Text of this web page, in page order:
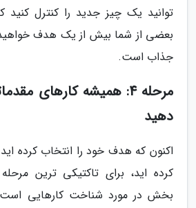
توانید یک چیز جدید را کنترل
بعضی از شما بیش از یک هدف
جذاب است.
مرحله 4: همیشه کارهای
دهید
اکنون که هدف خود را انتخاب کرده
کرده اید، برای تاکتیکی ترین
بخش در مورد شناخت کارهایی